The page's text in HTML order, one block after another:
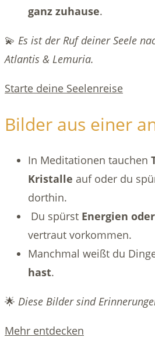
ganz zuhause.
💫 Es ist der Ruf deiner Seele
Atlantis & Lemuria.
Starte deine Seelenreise
Bilder aus einer
In Meditationen tauchen
Kristalle auf oder du
dorthin.
Du spürst Energien
vertraut vorkommen.
Manchmal weißt du
hast.
🌟 Diese Bilder sind
Mehr entdecken